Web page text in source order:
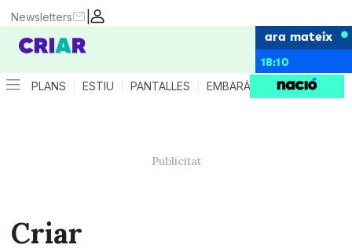
|
Newsletters
ara mateix
18:10
PLANS ESTIU PANTALLES EMBARÀS CRIANÇA
Criar